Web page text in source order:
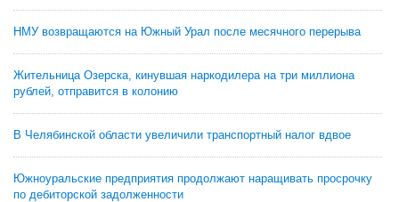
НМУ возвращаются на Южный Урал после месячного перерыва
Жительница Озерска, кинувшая наркодилера на три миллиона
рублей, отправится в колонию
В Челябинской области увеличили транспортный налог вдвое
Южноуральские предприятия продолжают наращивать просрочку
по дебиторской задолженности